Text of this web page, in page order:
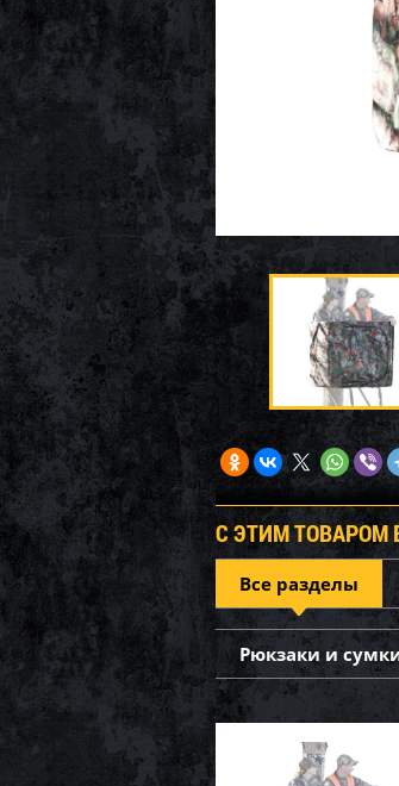
С ЭТИМ ТОВАРОМ
Все разделы
Рюкзаки и